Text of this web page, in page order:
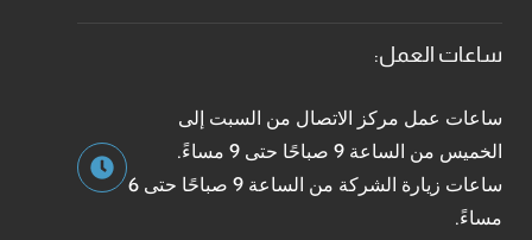
ساعات العمل:
ساعات عمل مركز الاتصال من السبت إلى
الخميس من الساعة 9 صباحًا حتى 9 مساءً.
ساعات زيارة الشركة من الساعة 9 صباحًا حتى 6
مساءً.